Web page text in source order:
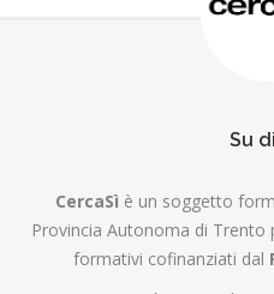
Su
CercaSì è un soggetto
Provincia Autonoma di Trento
formativi cofinanziati dal